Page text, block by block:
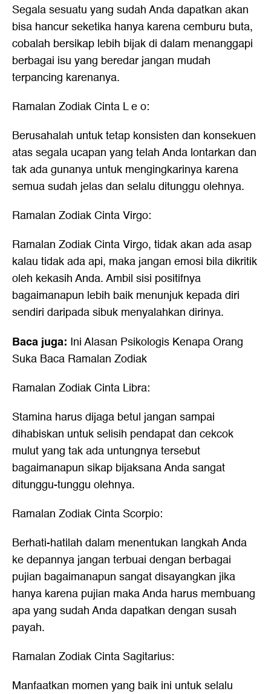
Segala sesuatu yang sudah Anda dapatkan akan
bisa hancur seketika hanya karena cemburu buta,
cobalah bersikap lebih bijak di dalam menanggapi
berbagai isu yang beredar jangan mudah
terpancing karenanya.
Ramalan Zodiak Cinta L e o:
Berusahalah untuk tetap konsisten dan konsekuen
atas segala ucapan yang telah Anda lontarkan dan
tak ada gunanya untuk mengingkarinya karena
semua sudah jelas dan selalu ditunggu olehnya.
Ramalan Zodiak Cinta Virgo:
Ramalan Zodiak CintaVirgo, tidak akan ada asap
kalau tidak ada api, maka jangan emosi bila dikritik
oleh kekasih Anda. Ambil sisi positifnya
bagaimanapun lebih baik menunjuk kepada diri
sendiri daripada sibuk menyalahkan dirinya.
Baca juga: Ini Alasan Psikologis Kenapa Orang
Suka Baca Ramalan Zodiak
Ramalan Zodiak Cinta Libra:
Stamina harus dijaga betul jangan sampai
dihabiskan untuk selisih pendapat dan cekcok
mulut yang tak ada untungnya tersebut
bagaimanapun sikap bijaksana Anda sangat
ditunggu-tunggu olehnya.
Ramalan Zodiak Cinta Scorpio:
Berhati-hatilah dalam menentukan langkah Anda
ke depannya jangan terbuai dengan berbagai
pujian bagaimanapun sangat disayangkan jika
hanya karena pujian maka Anda harus membuang
apa yang sudah Anda dapatkan dengan susah
payah.
Ramalan Zodiak Cinta Sagitarius:
Manfaatkan momen yang baik ini untuk selalu